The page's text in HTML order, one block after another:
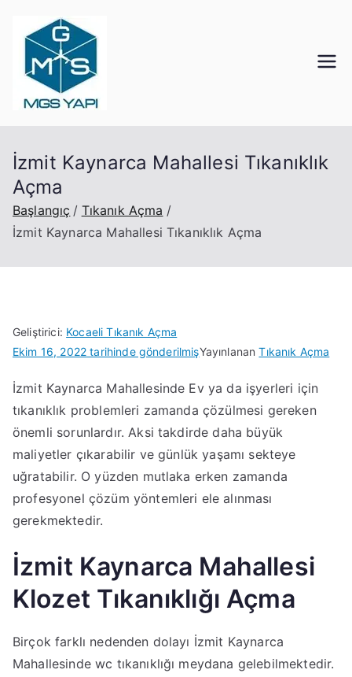
İzmit Kaynarca Mahallesi Tıkanıklık
Açma
Başlangıç
Tıkanık Açma
İzmit Kaynarca Mahallesi Tıkanıklık Açma
Geliştirici: Kocaeli Tıkanık Açma
Ekim 16, 2022 tarihinde gönderilmişYayınlananTıkanık Açma
İzmit Kaynarca Mahallesinde Ev ya da işyerleri için
tıkanıklık problemleri zamanda çözülmesi gereken
önemli sorunlardır. Aksi takdirde daha büyük
maliyetler çıkarabilir ve günlük yaşamı sekteye
uğratabilir. O yüzden mutlaka erken zamanda
profesyonel çözüm yöntemleri ele alınması
gerekmektedir.
İzmit Kaynarca Mahallesi
Klozet Tıkanıklığı Açma
Birçok farklı nedenden dolayı İzmit Kaynarca
Mahallesinde wc tıkanıklığı meydana gelebilmektedir.